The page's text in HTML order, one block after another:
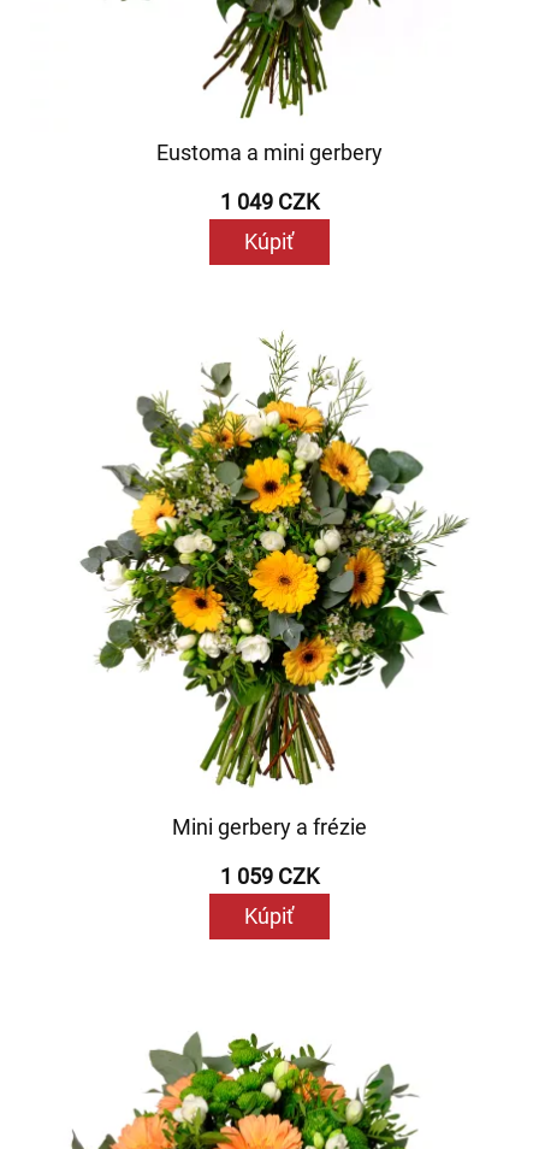
Eustoma a mini gerbery
1 049 CZK
Kúpiť
Mini gerbery a frézie
1 059 CZK
Kúpiť